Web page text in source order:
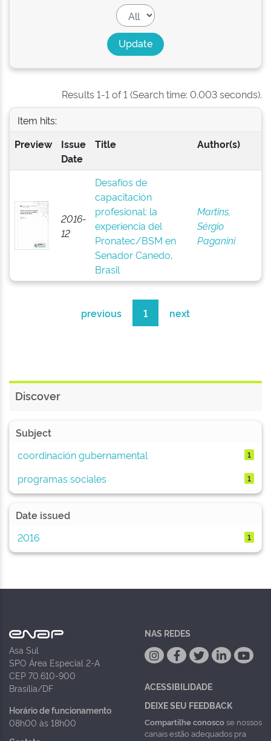
Results 1-1 of 1 (Search time: 0.003 seconds).
Item hits:
Preview
Issue
Date
Title Author(s)
2016-
12
Desafíos de
capacitación
profesional: la
experiencia del
Pronatec/BSM en
Senador Canedo,
Brasil
Martins,
Sérgio
Paganini
previous 1 next
Discover
Subject
coordinación gubernamental
1
programas sociales 1
Date issued
2016
1
Asa Sul
SPO Área Especial 2-A
CEP 70.610-900
Brasília/DF
Horário de funcionamento
08h00 às 18h00
NAS REDES
ACESSIBILIDADE
DEIXE SEU FEEDBACK
Compartilhe conoscose nossos
canais estão adequados pra